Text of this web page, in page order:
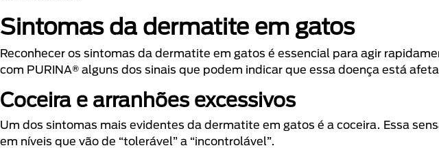
Sintomas da dermatite em gatos
Reconhecer os sintomas da dermatite em gatos é essencial para agir
com PURINA® alguns dos sinais que podem indicar que essa doença está
Coceira e arranhões excessivos
Um dos sintomas mais evidentes da dermatite em gatos é a coceira. Essa
em níveis que vão de “tolerável” a “incontrolável”.